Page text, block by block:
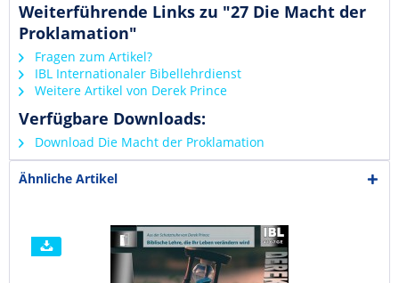
Weiterführende Links zu "27 Die Macht der
Proklamation"
Fragen zum Artikel?
IBL Internationaler Bibellehrdienst
Weitere Artikel von Derek Prince
Verfügbare Downloads:
Download Die Macht der Proklamation
Ähnliche Artikel